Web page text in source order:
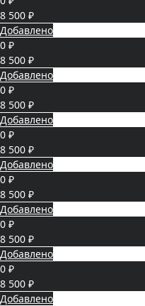
8 500 ₽
Добавлено
0 ₽
8 500 ₽
Добавлено
0 ₽
8 500 ₽
Добавлено
0 ₽
8 500 ₽
Добавлено
0 ₽
8 500 ₽
Добавлено
0 ₽
8 500 ₽
Добавлено
0 ₽
8 500 ₽
Добавлено